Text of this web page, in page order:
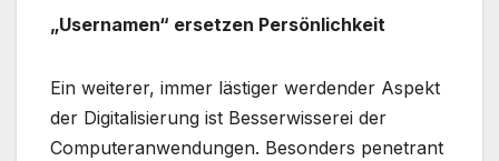
„Usernamen“ ersetzen Persönlichkeit
Ein weiterer, immer lästiger werdender Aspekt
der Digitalisierung ist Besserwisserei der
Computeranwendungen. Besonders penetrant